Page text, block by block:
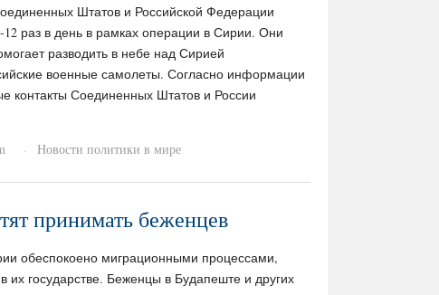
Штатов и Российской Федерации
12 раз в день в рамках операции в Сирии. Они
разводить в небе над Сирией
военные самолеты. Согласно информации
контакты Соединенных Штатов и России
· Новости политики в мире
принимать беженцев
обеспокоено миграционными процессами,
их государстве. Беженцы в Будапеште и других